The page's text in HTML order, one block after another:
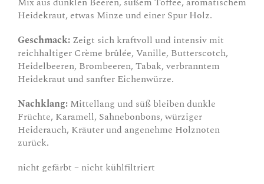
Heidekraut, etwas Minze und einer Spur Holz.
Geschmack: Zeigt sich kraftvoll und intensiv mit
reichhaltiger Crème brûlée, Vanille, Butterscotch,
Heidelbeeren, Brombeeren, Tabak, verbranntem
Heidekraut und sanfter Eichenwürze.
Nachklang: Mittellang und süß bleiben dunkle
Früchte, Karamell, Sahnebonbons, würziger
Heiderauch, Kräuter und angenehme Holznoten
zurück.
nicht gefärbt – nicht kühlfiltriert